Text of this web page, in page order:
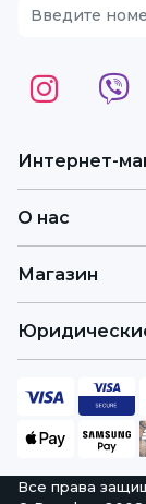
Интернет-
О нас
Магазин
Все права